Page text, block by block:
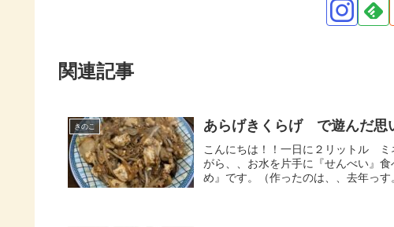
関連記事
きのこ あらげきくらげ で遊んだ思
こんにちは！！一日に２リットル ミ
がら、、お水を片手に『せんべい』
め』です。（作ったのは、、去年っ